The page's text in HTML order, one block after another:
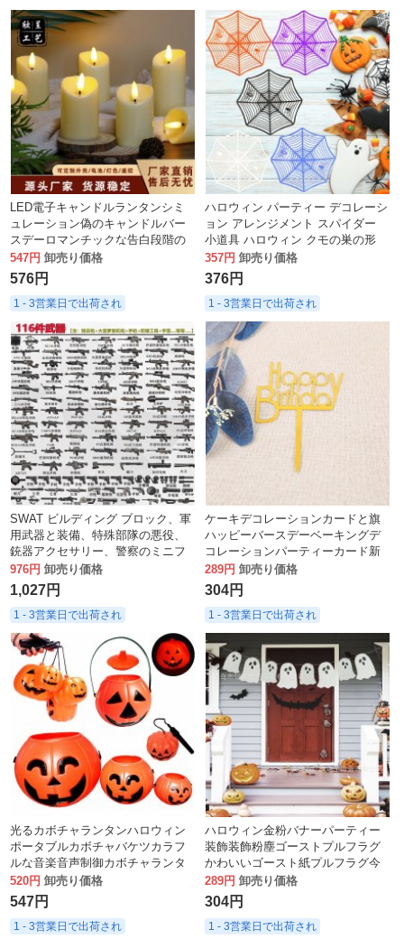
LED電子キャンドルランタンシミ
ュレーション偽のキャンドルバー
スデーロマンチックな告白段階の
結婚式の装飾スクリプトを殺す街
灯を殺す
547円 卸売り価格
576円
1 - 3営業日で出荷され
ハロウィン パーティー デコレーシ
ョン アレンジメント スパイダー
小道具 ハロウィン クモの巣の形
キャンディー バスケット コウモリ
クモ
357円 卸売り価格
376円
1 - 3営業日で出荷され
SWAT ビルディング ブロック、軍
用武器と装備、特殊部隊の悪役、
銃器アクセサリー、警察のミニフ
ィギュア、男の子が遊べるように
組み立てられています。
976円 卸売り価格
1,027円
1 - 3営業日で出荷され
ケーキデコレーションカードと旗
ハッピーバースデーベーキングデ
コレーションパーティーカード新
しいアクリルミラー
289円 卸売り価格
304円
1 - 3営業日で出荷され
光るカボチャランタンハロウィン
ポータブルカボチャバケツカラフ
ルな音楽音声制御カボチャランタ
ンキャンディージャーゴーストフ
ェスティバル卸売
520円 卸売り価格
547円
1 - 3営業日で出荷され
ハロウィン金粉バナーパーティー
装飾装飾粉塵ゴーストプルフラグ
かわいいゴースト紙プルフラグ今
289円 卸売り価格
304円
1 - 3営業日で出荷され